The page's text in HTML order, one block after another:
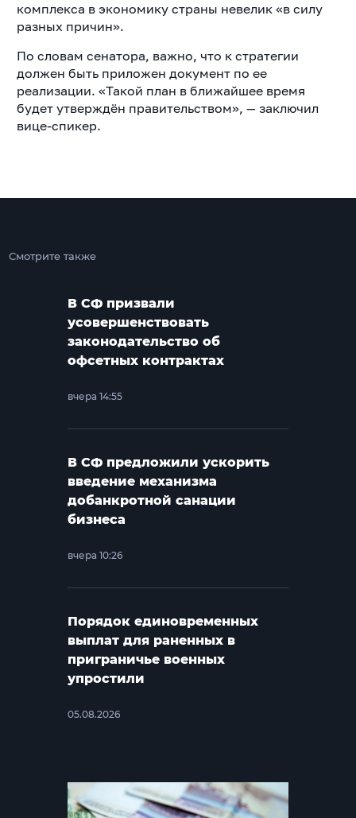
комплекса в экономику страны невелик «в силу
разных причин».
По словам сенатора, важно, что к стратегии
должен быть приложен документ по ее
реализации. «Такой план в ближайшее время
будет утверждён правительством», — заключил
вице-спикер.
Смотрите также
В СФ призвали
усовершенствовать
законодательство об
офсетных контрактах
вчера 14:55
В СФ предложили ускорить
введение механизма
добанкротной санации
бизнеса
вчера 10:26
Порядок единовременных
выплат для раненных в
приграничье военных
упростили
05.08.2026